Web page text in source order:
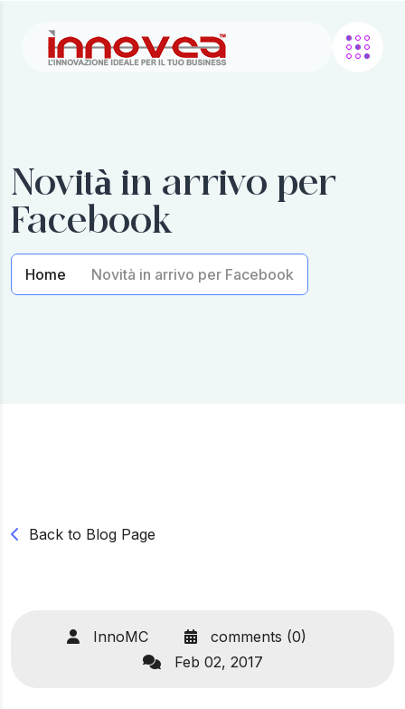
Novità in arrivo per
Facebook
Home Novità in arrivo per Facebook
Back to Blog Page
InnoMC
comments (0)
Feb 02, 2017